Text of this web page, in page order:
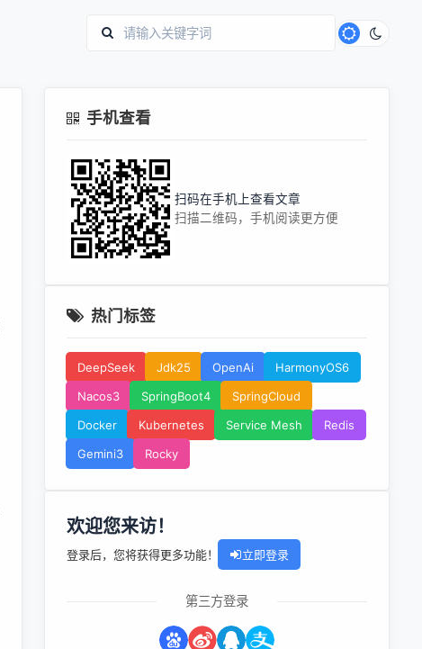
手机查看
扫码在手机上查看文章
扫描二维码，手机阅读更方便
热门标签
DeepSeek Jdk25 OpenAi
HarmonyOS6
Nacos3
SpringBoot4
SpringCloud
Docker
Kubernetes Service Mesh
Redis
Gemini3
Rocky
欢迎您来访！
登录后，您将获得更多功能！ 立即登录
第三方登录